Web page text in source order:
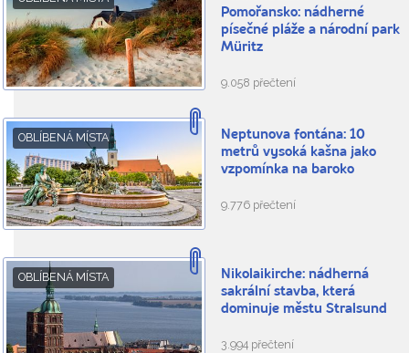
Pomořansko: nádherné
písečné pláže a národní park
Müritz
9.058 přečtení
OBLÍBENÁ MÍSTA
Neptunova fontána: 10
metrů vysoká kašna jako
vzpomínka na baroko
9.776 přečtení
OBLÍBENÁ MÍSTA
Nikolaikirche: nádherná
sakrální stavba, která
dominuje městu Stralsund
3.994 přečtení